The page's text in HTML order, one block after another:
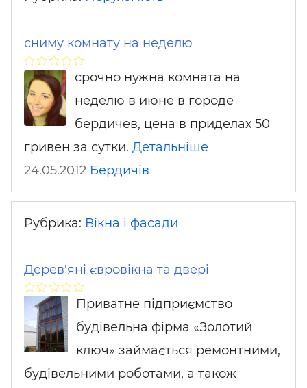
сниму комнату на неделю
срочно нужна комната на
неделю в июне в городе
бердичев, цена в приделах 50
гривен за сутки. Детальніше
24.05.2012 Бердичів
Рубрика: Вікна і фасади
Дерев'яні євровікна та двері
Приватне підприємство
будівельна фірма «Золотий
ключ» займається ремонтними,
будівельними роботами, а також